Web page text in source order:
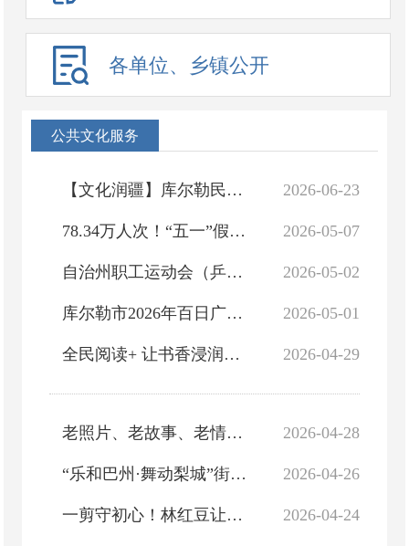
各单位、乡镇公开
公共文化服务
2026-06-23
【文化润疆】库尔勒民俗文化博物馆开展非遗漆扇体验活动
2026-05-07
78.34万人次！“五一”假期，库尔勒惊艳出圈
2026-05-02
自治州职工运动会（乒乓球比赛）暨库尔勒市“乒聚梨城·战马助力”乒乓球邀请赛开赛
2026-05-01
库尔勒市2026年百日广场文化活动启幕
2026-04-29
全民阅读+ 让书香浸润梨城
2026-04-28
老照片、老故事、老情怀！库尔勒市文旅记忆征集启动
2026-04-26
“乐和巴州·舞动梨城”街头炫舞场火热开演
2026-04-24
一剪守初心！林红豆让非遗之美绽放梨城乡村